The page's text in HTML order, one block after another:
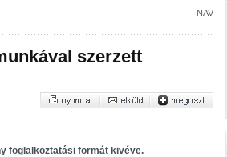
NAV
szerzett
foglalkoztatási formát kivéve.